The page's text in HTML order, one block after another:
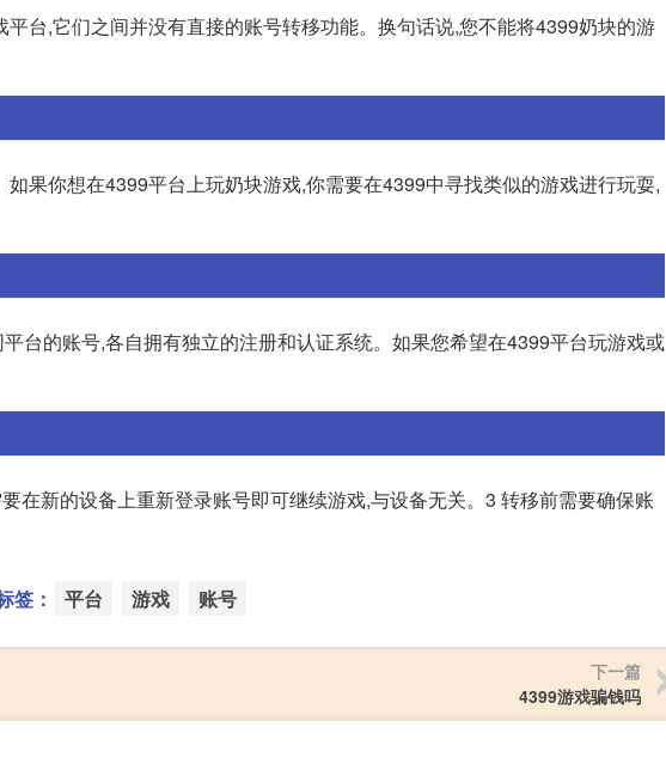
台,它们之间并没有直接的账号转移功能。换句话说,您不能将4399奶块的游
果你想在4399平台上玩奶块游戏,你需要在4399中寻找类似的游戏进行玩耍,
台的账号,各自拥有独立的注册和认证系统。如果您希望在4399平台玩游戏或
在新的设备上重新登录账号即可继续游戏,与设备无关。3 转移前需要确保账
签： 平台 游戏 账号
下一篇
4399游戏骗钱吗